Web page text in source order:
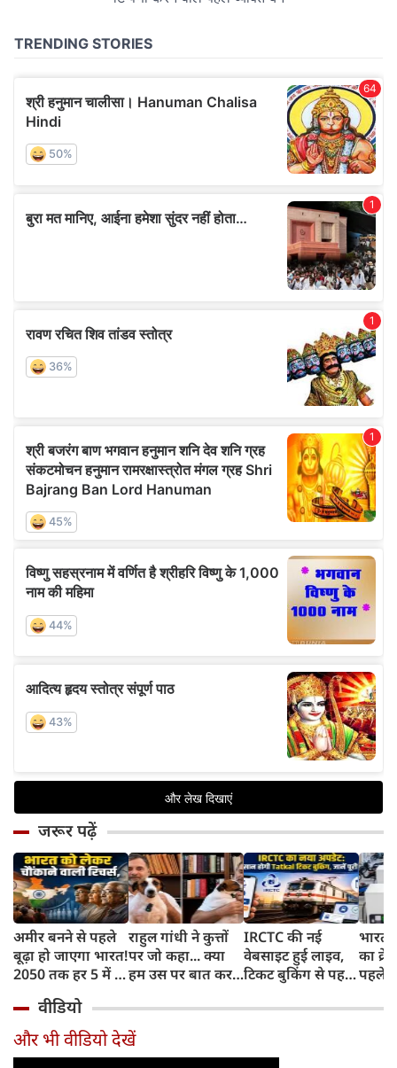
जरूर पढ़ें
अमीर बनने से पहले
बूढ़ा हो जाएगा भारत!
2050 तक हर 5 में 1
साल से ज्यादा उम्र का
राहुल गांधी ने कुत्तों
पर जो कहा... क्या
हम उस पर बात कर
IRCTC की नई
वेबसाइट हुई लाइव,
टिकट बुकिंग से पहले
काम, जानें पूरा
भारत
का
पहले
और
वीडियो
और भी वीडियो देखें